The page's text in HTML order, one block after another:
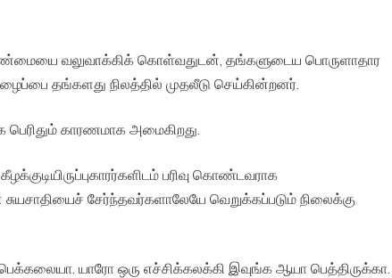
வலுவாக்கிக் கொள்வதுடன், தங்களுடைய பொருளாதார
உழைப்பை தங்களது நிலத்தில் முதலீடு செய்கின்றனர்.
காரணமாக அமைகிறது.
பரிவு கொண்டவராக
சேர்ந்தவர்களாலேயே வெறுக்கப்படும் நிலைக்கு
யாரோ ஒரு எச்சிக்கலக்கி இவுங்க ஆயா பெத்திருக்கா.